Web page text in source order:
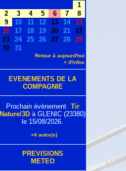
1
2
3 4 5 6 7
8
9
10 11 12 13 14
15
16
17 18 19 20 21
22
23
24 25 26 27 28
29
30
31
Retour à aujourd'hui
+ d'infos
EVENEMENTS DE LA
COMPAGNIE
Prochain évènement Tir
Nature/3D à GLENIC (23380)
le 15/08/2026.
+4 autre(s)
PREVISIONS
METEO